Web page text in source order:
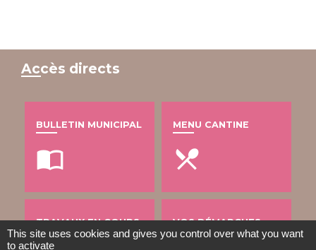
Accès directs
BULLETIN MUNICIPAL
import_contacts
MENU CANTINE
local_dining
TRAVAUX EN COURS VOS DÉMARCHES
This site uses cookies and gives you control over what you want
to activate